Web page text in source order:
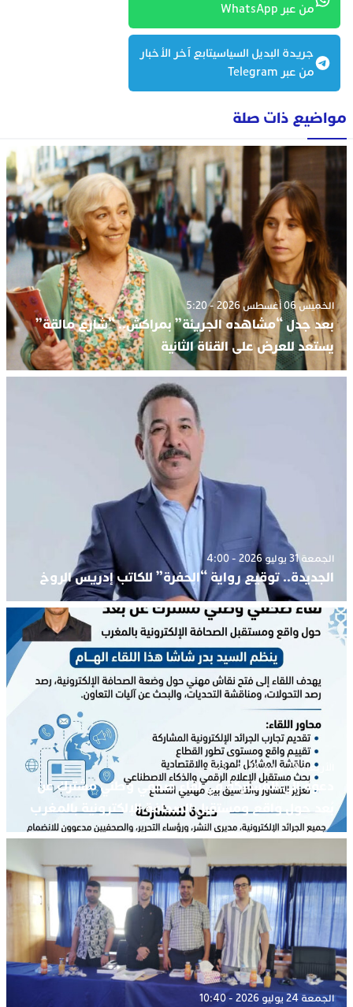
من عبر WhatsApp
جريدة البديل السياسيتابع آخر الأخبار
من عبر Telegram
مواضيع ذات صلة
الخميس 06 أغسطس 2026 - 5:20
بعد جدل “مشاهده الجريئة” بمراكش.. “شارع مالقة”
يستعد للعرض على القناة الثانية
الجمعة 31 يوليو 2026 - 4:00
الجديدة.. توقيع رواية “الحفرة” للكاتب إدريس الروخ
الأربعاء 29 يوليو 2026 - 4:23
دعوة إلى المشاركة في لقاء صحفي وطني مشترك عن
بُعد حول واقع ومستقبل الصحافة الإلكترونية بالمغرب
الجمعة 24 يوليو 2026 - 10:40